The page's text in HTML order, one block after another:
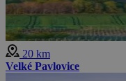
20 km
Velké Pavlovice